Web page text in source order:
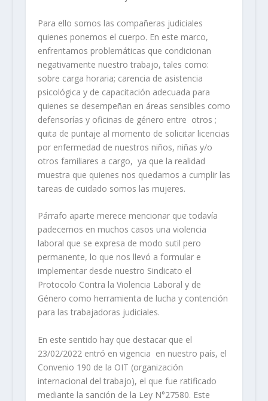
Para ello somos las compañeras judiciales
quienes ponemos el cuerpo. En este marco,
enfrentamos problemáticas que condicionan
negativamente nuestro trabajo, tales como:
sobre carga horaria; carencia de asistencia
psicológica y de capacitación adecuada para
quienes se desempeñan en áreas sensibles como
defensorías y oficinas de género entre otros ;
quita de puntaje al momento de solicitar licencias
por enfermedad de nuestros niños, niñas y/o
otros familiares a cargo, ya que la realidad
muestra que quienes nos quedamos a cumplir las
tareas de cuidado somos las mujeres.
Párrafo aparte merece mencionar que todavía
padecemos en muchos casos una violencia
laboral que se expresa de modo sutil pero
permanente, lo que nos llevó a formular e
implementar desde nuestro Sindicato el
Protocolo Contra la Violencia Laboral y de
Género como herramienta de lucha y contención
para las trabajadoras judiciales.
En este sentido hay que destacar que el
23/02/2022 entró en vigencia en nuestro país, el
Convenio 190 de la OIT (organización
internacional del trabajo), el que fue ratificado
mediante la sanción de la Ley N°27580. Este